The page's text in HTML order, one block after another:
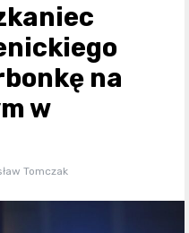
na
w
Tomczak